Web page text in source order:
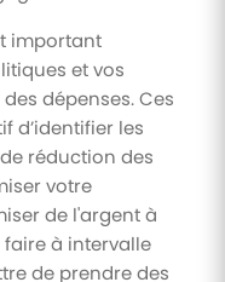
important
et vos
dépenses. Ces
d’identifier les
réduction des
votre
de l'argent à
faire à intervalle
de prendre des